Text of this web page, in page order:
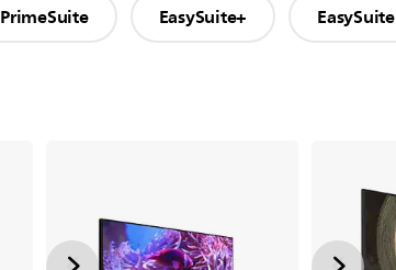
PrimeSuite EasySuite+ EasySuite